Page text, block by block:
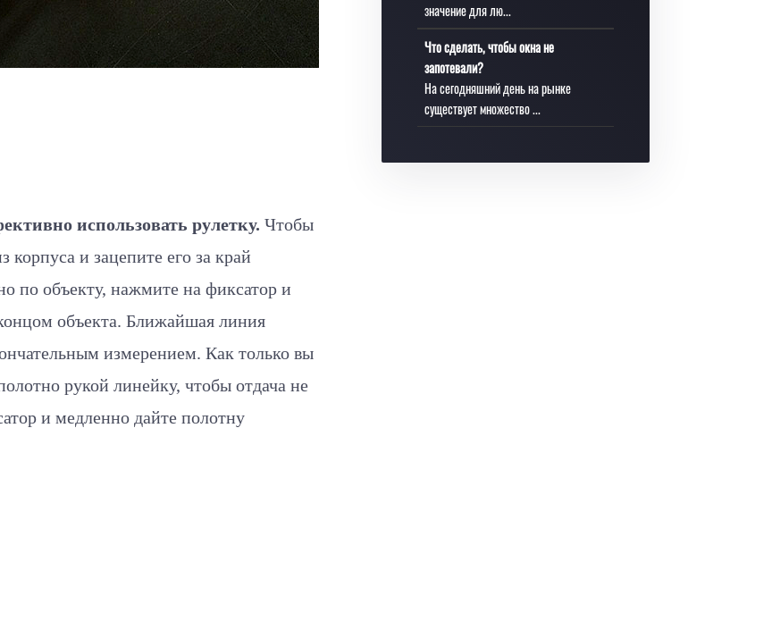
использовать рулетку. Чтобы
корпуса и зацепите его за край
по объекту, нажмите на фиксатор и
объекта. Ближайшая линия
измерением. Как только вы
рукой линейку, чтобы отдача не
и медленно дайте полотну
значение для лю...
Что сделать, чтобы окна не
запотевали?
На сегодняшний день на рынке
существует множество ...